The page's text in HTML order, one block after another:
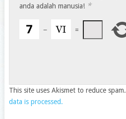
anda adalah manusia! *
− =
This site uses Akismet to reduce spam.
data is processed.